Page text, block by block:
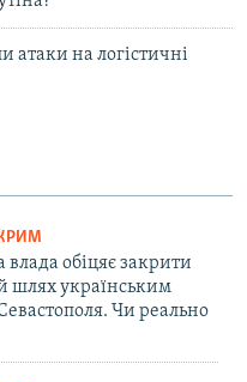
атаки на логістичні
влада обіцяє закрити
шлях українським
Чи реально